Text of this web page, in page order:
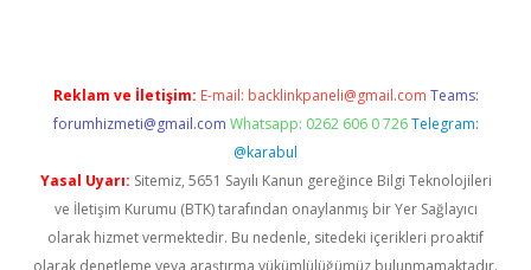
Reklam ve İletişim: E-mail: backlinkpaneli@gmail.com Teams:
forumhizmeti@gmail.com Whatsapp: 0262 606 0 726 Telegram:
@karabul
Yasal Uyarı: Sitemiz, 5651 Sayılı Kanun gereğince Bilgi Teknolojileri
ve İletişim Kurumu (BTK) tarafından onaylanmış bir Yer Sağlayıcı
olarak hizmet vermektedir. Bu nedenle, sitedeki içerikleri proaktif
olarak denetleme veya araştırma yükümlülüğümüz bulunmamaktadır.